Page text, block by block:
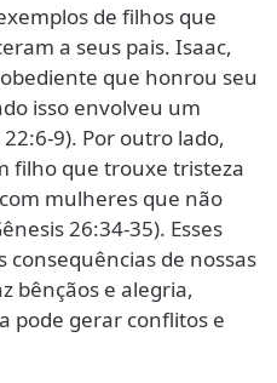
de filhos que
a seus pais. Isaac,
que honrou seu
isso envolveu um
9). Por outro lado,
filho que trouxe tristeza
mulheres que não
26:34-35). Esses
consequências de nossas
bênçãos e alegria,
pode gerar conflitos e